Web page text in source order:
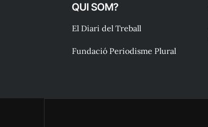
QUI SOM?
El Diari del Treball
Fundació Periodisme Plural